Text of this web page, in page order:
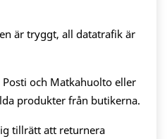
är tryggt, all datatrafik är
Posti och Matkahuolto eller
produkter från butikerna.
tillrätt att returnera